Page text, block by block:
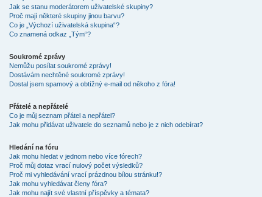
Jak se stanu moderátorem uživatelské skupiny?
Proč mají některé skupiny jinou barvu?
Co je „Výchozí uživatelská skupina“?
Co znamená odkaz „Tým“?
Soukromé zprávy
Nemůžu posílat soukromé zprávy!
Dostávám nechtěné soukromé zprávy!
Dostal jsem spamový a obtížný e-mail od někoho z fóra!
Přátelé a nepřátelé
Co je můj seznam přátel a nepřátel?
Jak mohu přidávat uživatele do seznamů nebo je z nich odebírat?
Hledání na fóru
Jak mohu hledat v jednom nebo více fórech?
Proč můj dotaz vrací nulový počet výsledků?
Proč mi vyhledávání vrací prázdnou bílou stránku!?
Jak mohu vyhledávat členy fóra?
Jak mohu najít své vlastní příspěvky a témata?